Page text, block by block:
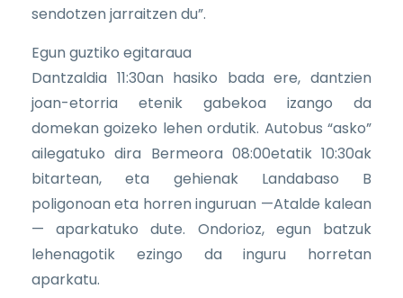
sendotzen jarraitzen du”.
Egun guztiko egitaraua
Dantzaldia 11:30an hasiko bada ere, dantzien
joan-etorria etenik gabekoa izango da
domekan goizeko lehen ordutik. Autobus “asko”
ailegatuko dira Bermeora 08:00etatik 10:30ak
bitartean, eta gehienak Landabaso B
poligonoan eta horren inguruan —Atalde kalean
— aparkatuko dute. Ondorioz, egun batzuk
lehenagotik ezingo da inguru horretan
aparkatu.